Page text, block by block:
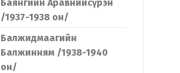
Баянгийн Аравнийсүрэн
/1937-1938 он/
Балжидмаагийн
Балжинням /1938-1940
он/